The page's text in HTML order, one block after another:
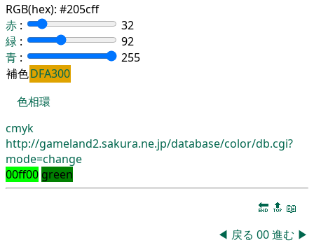
RGB(hex): #205cff
赤 :
32
緑 :
92
青 :
255
補色DFA300
色相環
cmyk
http://gameland2.sakura.ne.jp/database/color/db.cgi?
mode=change
00ff00 green
🔚 🔝 📖
◀ 戻る 00進む ▶